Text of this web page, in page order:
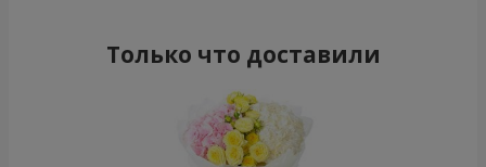
Только что доставили